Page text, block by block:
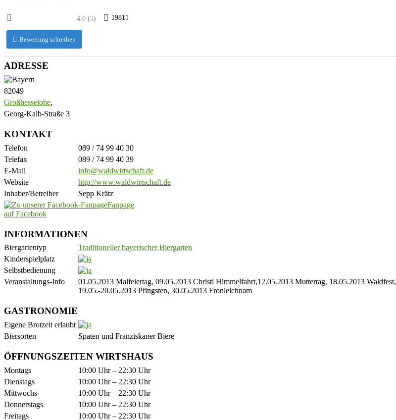
4.0 (5) 19811
Bewertung schreiben
ADRESSE
82049
Großhesselohe,
Georg-Kalb-Straße 3
KONTAKT
Telefon
089 / 74 99 40 30
Telefax
089 / 74 99 40 39
E-Mail
info@waldwirtschaft.de
Website
http://www.waldwirtschaft.de
Inhaber/Betreiber
Sepp Krätz
Fanpage
auf Facebook
INFORMATIONEN
Biergartentyp
Traditioneller bayerischer Biergarten
Kinderspielplatz
Selbstbedienung
Veranstaltungs-Info
01.05.2013 Maifeiertag, 09.05.2013 Christi Himmelfahrt,12.05.2013 Muttertag, 18.05.2013 Waldfest,
19.05.-20.05.2013 Pfingsten, 30.05.2013 Fronleichnam
GASTRONOMIE
Eigene Brotzeit erlaubt
Biersorten
Spaten und Franziskaner Biere
ÖFFNUNGSZEITEN WIRTSHAUS
Montags
10:00 Uhr – 22:30 Uhr
Dienstags
10:00 Uhr – 22:30 Uhr
Mittwochs
10:00 Uhr – 22:30 Uhr
Donnerstags
10:00 Uhr – 22:30 Uhr
Freitags
10:00 Uhr – 22:30 Uhr